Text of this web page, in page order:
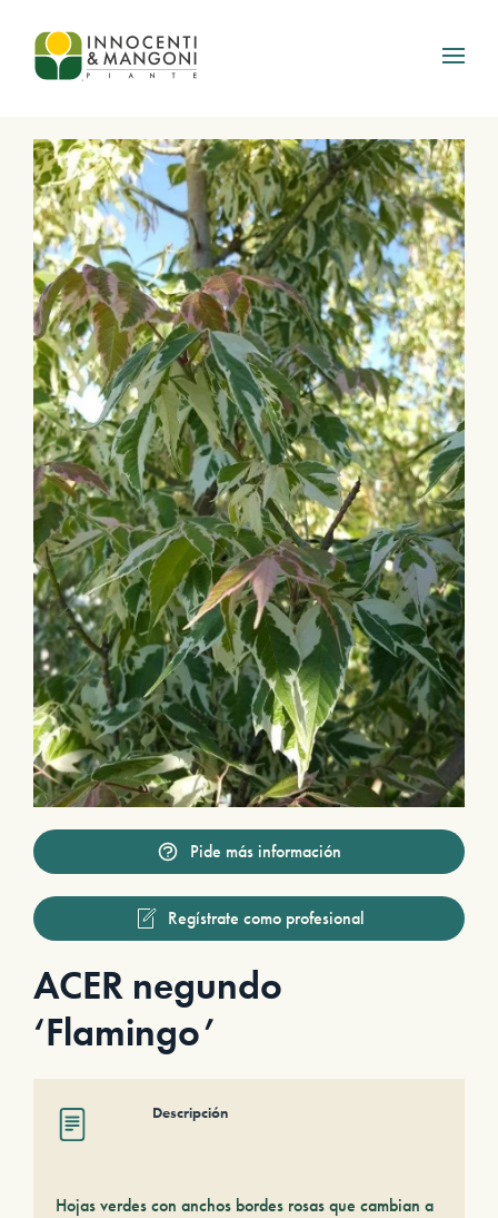
Skip to main content
Pide más información
Regístrate como profesional
ACER negundo
‘Flamingo’
Descripción
Hojas verdes con anchos bordes rosas que cambian a